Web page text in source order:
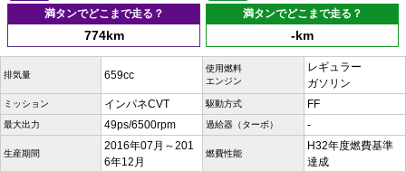
満タンでどこまで走る？
774km
満タンでどこまで走る？
-km
排気量 659cc
使用燃料
エンジン
レギュラー
ガソリン
ミッション インパネCVT 駆動方式 FF
最大出力 49ps/6500rpm 過給器（ターボ） -
生産期間
2016年07月～201
6年12月
燃費性能
H32年度燃費基準
達成